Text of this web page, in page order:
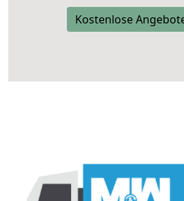
Kostenlose